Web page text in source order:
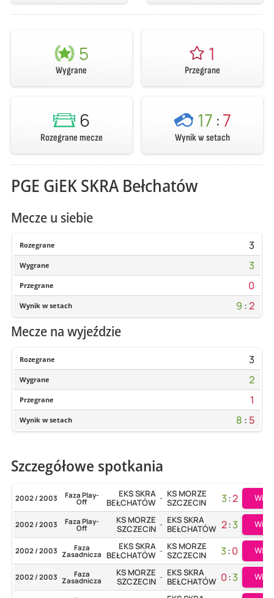
5
Wygrane
1
Przegrane
6
Rozegrane mecze
17 :7
Wynik w setach
PGE GiEK SKRA Bełchatów
Mecze u siebie
Rozegrane 3
Wygrane 3
Przegrane 0
Wynik w setach 9 :2
Mecze na wyjeździe
Rozegrane 3
Wygrane 2
Przegrane 1
Wynik w setach 8 : 5
Szczegółowe spotkania
2002 / 2003 Faza Play-
Off
EKS SKRA
BEŁCHATÓW - KS MORZE
SZCZECIN
3:2
2002 / 2003 Faza Play-
Off
KS MORZE
SZCZECIN - EKS SKRA
BEŁCHATÓW 2:3
2002 / 2003 Faza
Zasadnicza
EKS SKRA
BEŁCHATÓW - KS MORZE
SZCZECIN
3:0
2002 / 2003 Faza
Zasadnicza
KS MORZE
SZCZECIN - EKS SKRA
BEŁCHATÓW 0:3